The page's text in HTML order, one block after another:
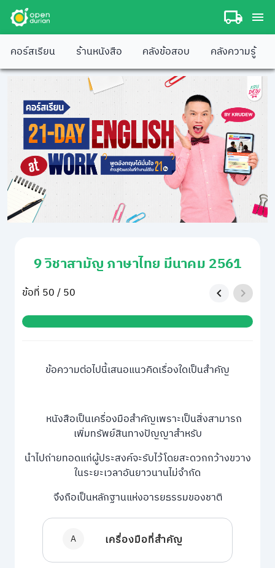
คอร์สเรียน ร้านหนังสือ คลังข้อสอบ คลังความรู้
9 วิชาสามัญ ภาษาไทย มีนาคม 2561
ข้อที่ 50 / 50
ข้อความต่อไปนี้เสนอแนวคิดเรื่องใดเป็นสำคัญ
หนังสือเป็นเครื่องมือสำคัญเพราะเป็นสิ่งสามารถ
เพิ่มทรัพย์สินทางปัญญาสำหรับ
นำไปถ่ายทอดแก่ผู้ประสงค์จะรับไว้โดยสะดวกกว้างขวาง
ในระยะเวลาอันยาวนานไม่จำกัด
จึงถือเป็นหลักฐานแห่งอารยธรรมของชาติ
A เครื่องมือที่สำคัญ